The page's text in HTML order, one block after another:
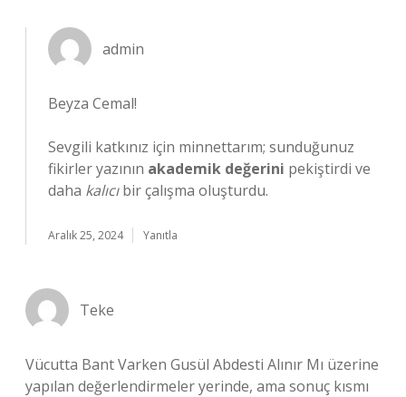
admin
Beyza Cemal!
Sevgili katkınız için minnettarım; sunduğunuz
fikirler yazının akademik değerini pekiştirdi ve
daha kalıcıbir çalışma oluşturdu.
Aralık 25, 2024 Yanıtla
Teke
Vücutta Bant Varken Gusül Abdesti Alınır Mı üzerine
yapılan değerlendirmeler yerinde, ama sonuç kısmı